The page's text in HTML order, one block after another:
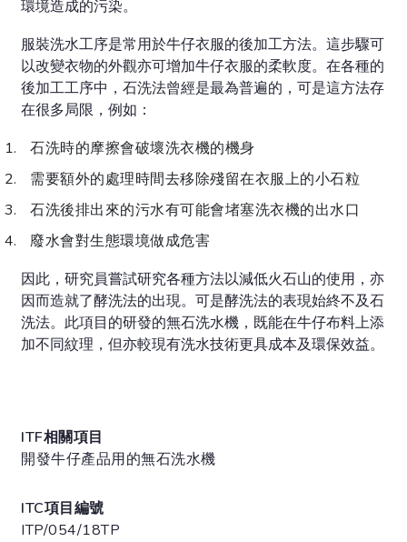
環境造成的污染。
服裝洗水工序是常用於牛仔衣服的後加工方法。這步驟可
以改變衣物的外觀亦可增加牛仔衣服的柔軟度。在各種的
後加工工序中，石洗法曾經是最為普遍的，可是這方法存
在很多局限，例如：
石洗時的摩擦會破壞洗衣機的機身
需要額外的處理時間去移除殘留在衣服上的小石粒
石洗後排出來的污水有可能會堵塞洗衣機的出水口
廢水會對生態環境做成危害
因此，研究員嘗試研究各種方法以減低火石山的使用，亦
因而造就了酵洗法的出現。可是酵洗法的表現始終不及石
洗法。此項目的研發的無石洗水機，既能在牛仔布料上添
加不同紋理，但亦較現有洗水技術更具成本及環保效益。
ITF相關項目
開發牛仔產品用的無石洗水機
ITC項目編號
ITP/054/18TP